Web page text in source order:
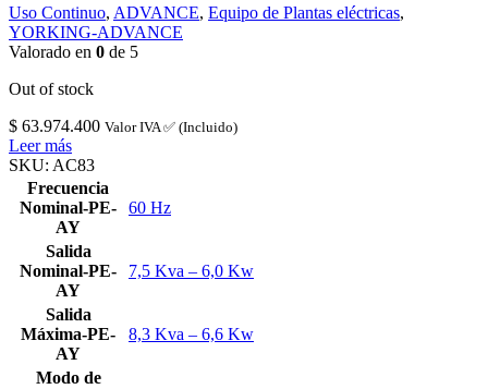
Uso Continuo, ADVANCE, Equipo de Plantas eléctricas,
YORKING-ADVANCE
Valorado en 0 de 5
Out of stock
$ 63.974.400 Valor IVA ✅ (Incluido)
Leer más
SKU: AC83
Frecuencia
Nominal-PE-
AY
60 Hz
Salida
Nominal-PE-
AY
7,5 Kva – 6,0 Kw
Salida
Máxima-PE-
AY
8,3 Kva – 6,6 Kw
Modo de